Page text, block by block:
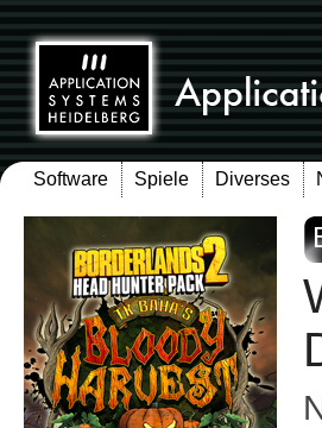
Software Spiele Diverses